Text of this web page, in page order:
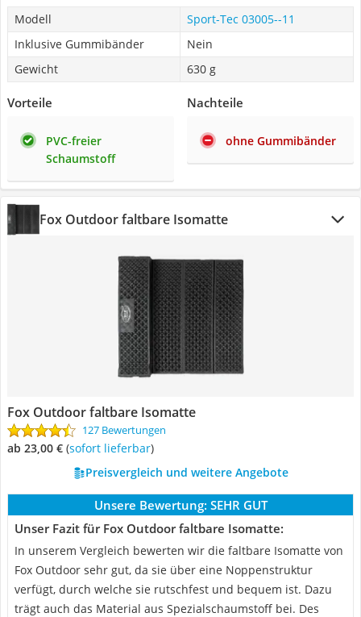
Modell
Sport-Tec 03005--11
Inklusive Gummibänder
Nein
Gewicht
630 g
Vorteile
PVC-freier
Schaumstoff
Nachteile
ohne Gummibänder
Fox Outdoor faltbare Isomatte
Fox Outdoor faltbare Isomatte
127 Bewertungen
ab 23,00 € ( Sofort lieferbar)
Preisvergleich und weitere Angebote
Unsere Bewertung: SEHR GUT
Unser Fazit für Fox Outdoor faltbare Isomatte:
In unserem Vergleich bewerten wir die faltbare Isomatte von
Fox Outdoor sehr gut, da sie über eine Noppenstruktur
verfügt, durch welche sie rutschfest und bequem ist. Dazu
trägt auch das Material aus Spezialschaumstoff bei. Des